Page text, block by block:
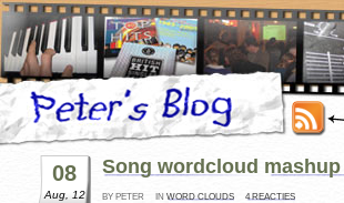
08
Aug, 12
Song wordcloud mashup
BY PETER IN WORD CLOUDS 4 REACTIES